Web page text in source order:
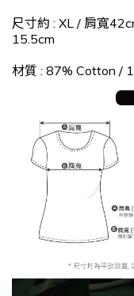
尺寸約 : XL / 肩寬
15.5cm
材質 : 87% Cotton /